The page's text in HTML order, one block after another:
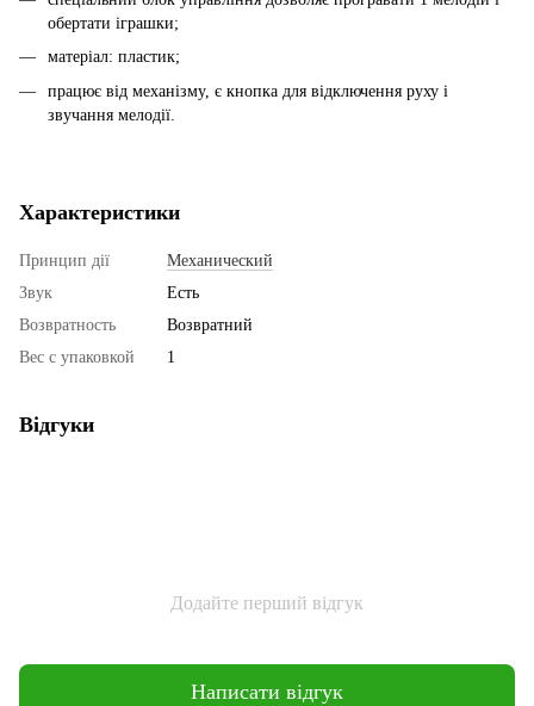
обертати іграшки;
матеріал: пластик;
працює від механізму, є кнопка для відключення руху і
звучання мелодії.
Характеристики
Принцип дії
Механический
Звук
Есть
Возвратность
Возвратний
Вес с упаковкой
1
Відгуки
Додайте перший відгук
Написати відгук